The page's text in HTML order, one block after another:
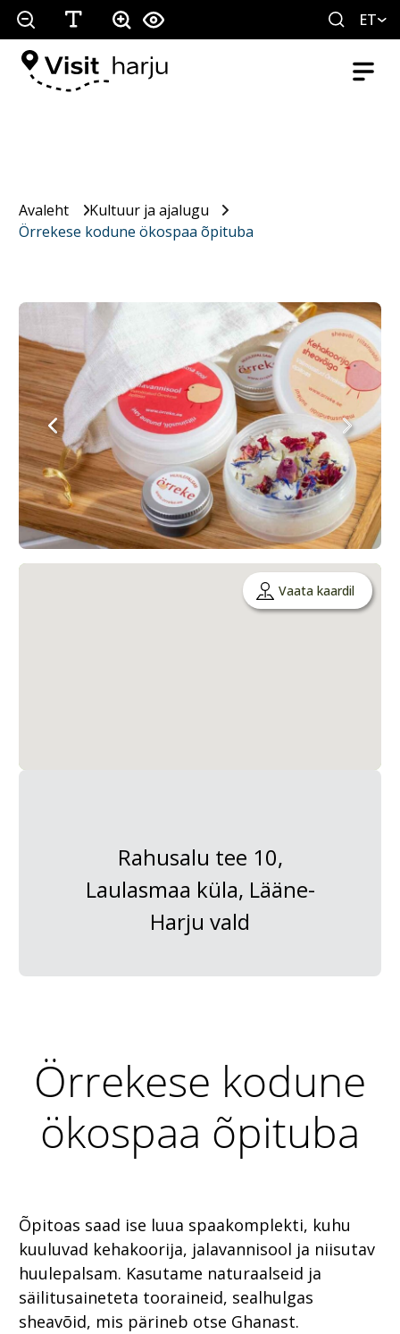
ET
Avaleht
Kultuur ja ajalugu
Örrekese kodune ökospaa õpituba
Vaata kaardil
Rahusalu tee 10,
Laulasmaa küla, Lääne-
Harju vald
Örrekese kodune
ökospaa õpituba
Õpitoas saad ise luua spaakomplekti, kuhu
kuuluvad kehakoorija, jalavannisool ja niisutav
huulepalsam. Kasutame naturaalseid ja
säilitusaineteta tooraineid, sealhulgas
sheavõid, mis pärineb otse Ghanast.